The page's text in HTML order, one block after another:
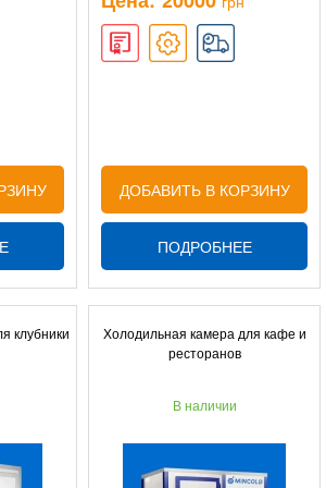
ДОБАВИТЬ В КОРЗИНУ
ПОДРОБНЕЕ
клубники
Холодильная камера для кафе и
ресторанов
В наличии